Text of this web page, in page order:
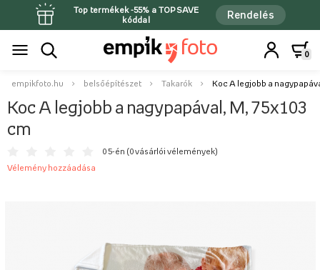
Top termékek -55% a TOPSAVE
kóddal
Rendelés
0
empikfoto.hu belsőépítészet Takarók Koc A legjobb a
Koc A legjobb a nagypapával, M, 75x103
cm
0 5-én (0 vásárlói vélemények)
Vélemény hozzáadása